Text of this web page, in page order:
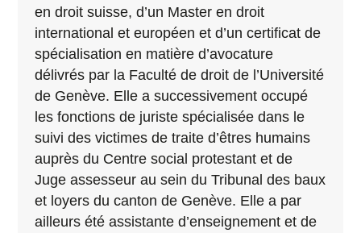
en droit suisse, d’un Master en droit
international et européen et d’un certificat de
spécialisation en matière d’avocature
délivrés par la Faculté de droit de l’Université
de Genève. Elle a successivement occupé
les fonctions de juriste spécialisée dans le
suivi des victimes de traite d’êtres humains
auprès du Centre social protestant et de
Juge assesseur au sein du Tribunal des baux
et loyers du canton de Genève. Elle a par
ailleurs été assistante d’enseignement et de